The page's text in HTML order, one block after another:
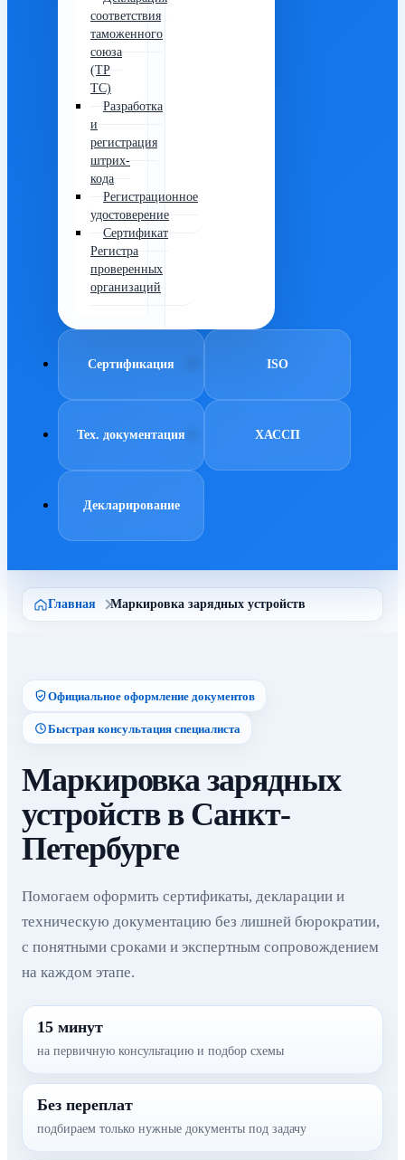
соответствия
таможенного
союза
(ТР
ТС)
Разработка
и
регистрация
штрих-
кода
Регистрационное
удостоверение
Сертификат
Регистра
проверенных
организаций
Сертификация ISO
Тех. документация ХАССП
Декларирование
Главная Маркировка зарядных устройств
Официальное оформление документов
Быстрая консультация специалиста
Маркировка зарядных
устройств в Санкт-
Петербурге
Помогаем оформить сертификаты, декларации и
техническую документацию без лишней бюрократии,
с понятными сроками и экспертным сопровождением
на каждом этапе.
15 минут
на первичную консультацию и подбор схемы
Без переплат
подбираем только нужные документы под задачу